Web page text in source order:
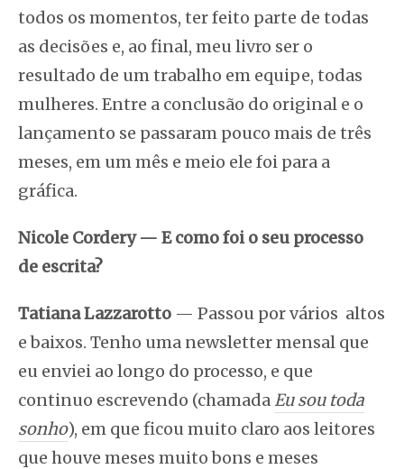
todos os momentos, ter feito parte de todas
as decisões e, ao final, meu livro ser o
resultado de um trabalho em equipe, todas
mulheres. Entre a conclusão do original e o
lançamento se passaram pouco mais de três
meses, em um mês e meio ele foi para a
gráfica.
Nicole Cordery— E como foi o seu processo
de escrita?
Tatiana Lazzarotto — Passou por vários altos
e baixos. Tenho uma newsletter mensal que
eu enviei ao longo do processo, e que
continuo escrevendo (chamadaEu sou toda
sonho), em que ficou muito claro aos leitores
que houve meses muito bons e meses